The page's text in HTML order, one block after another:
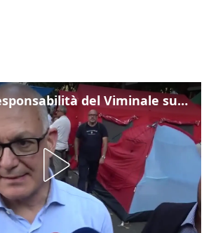
Gualtieri: "Responsabilità del Viminale su Spin Time? La posizione dei partiti è nota"